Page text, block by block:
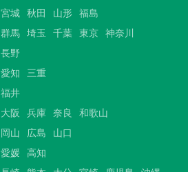
宮城 秋田 山形 福島
群馬 埼玉 千葉 東京 神奈川
長野
愛知
三重
福井
大阪 兵庫 奈良
和歌山
岡山 広島
山口
愛媛 高知